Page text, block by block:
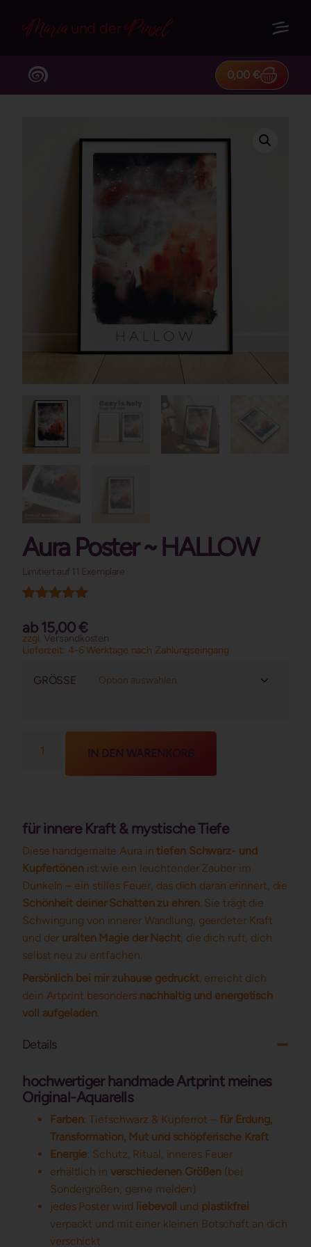
Mariaund derPinsel
0,00€
Aura Poster ~ HALLOW
Limitiert auf 11 Exemplare
5.00von 5,
basierend
auf
ab 15,00€
zzgl. Versandkosten
Lieferzeit: 4-6 Werktage nach Zahlungseingang
GRÖSSE
IN DEN WARENKORB
für innere Kraft & mystische Tiefe
Diese handgemalte Aura intiefen Schwarz- und
Kupfertönenist wie ein leuchtender Zauber im
Dunkeln – ein stilles Feuer, das dich daran erinnert, die
Schönheit deiner Schatten zu ehren. Sie trägt die
Schwingung von innerer Wandlung, geerdeter Kraft
und der uralten Magie der Nacht, die dich ruft, dich
selbst neu zu entfachen.
Persönlich bei mir zuhause gedruckt, erreicht dich
dein Artprint besonders nachhaltig und energetisch
voll aufgeladen.
Details
hochwertiger handmade Artprint meines
Original-Aquarells
Farben: Tiefschwarz & Kupferrot – für Erdung,
Transformation, Mut und schöpferische Kraft
Energie: Schutz, Ritual, inneres Feuer
erhältlich in verschiedenen Größen(bei
Sondergrößen, gerne melden)
jedes Poster wird liebevoll und plastikfrei
verpackt und mit einer kleinen Botschaft an dich
verschickt